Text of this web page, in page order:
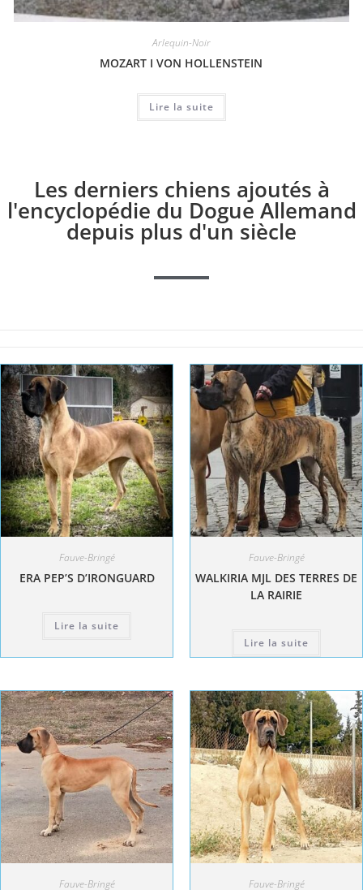
Arlequin-Noir
MOZART I VON HOLLENSTEIN
Lire la suite
Les derniers chiens ajoutés à
l'encyclopédie du Dogue Allemand
depuis plus d'un siècle
Fauve-Bringé
ERA PEP’S D’IRONGUARD
Lire la suite
Fauve-Bringé
WALKIRIA MJL DES TERRES DE
LA RAIRIE
Lire la suite
Fauve-Bringé Fauve-Bringé